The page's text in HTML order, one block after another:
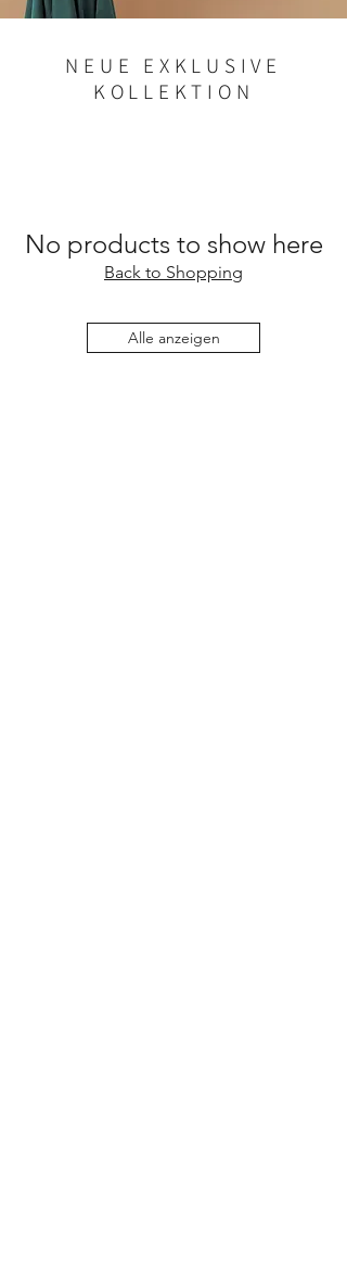
NEUE EXKLUSIVE
KOLLEKTION
No products to show here
Back to Shopping
Alle anzeigen